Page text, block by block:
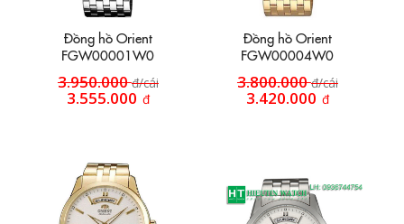
Đồng hồ Orient
FGW00001W0
3.950.000đ/cái
3.555.000 đ
Đồng hồ Orient
FGW00004W0
3.800.000đ/cái
3.420.000 đ